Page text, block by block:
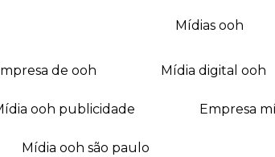
mídias ooh
empresa de ooh mídia digital ooh
mídia ooh publicidade empresa
mídia ooh são paulo